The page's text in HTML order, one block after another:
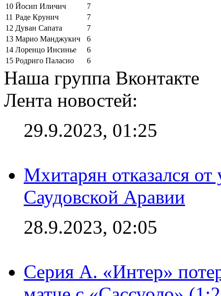
10 Йосип Иличич
7
11 Раде Крунич
7
12 Дуван Сапата
7
13 Марио Манджукич
6
14 Лоренцо Инсинье
6
15 Родриго Паласио 6
Наша группа Вконтакте
Лента новостей:
29.9.2023, 01:25
Мхитарян отказался от
Саудовской Аравии
28.9.2023, 02:05
Серия А. «Интер»